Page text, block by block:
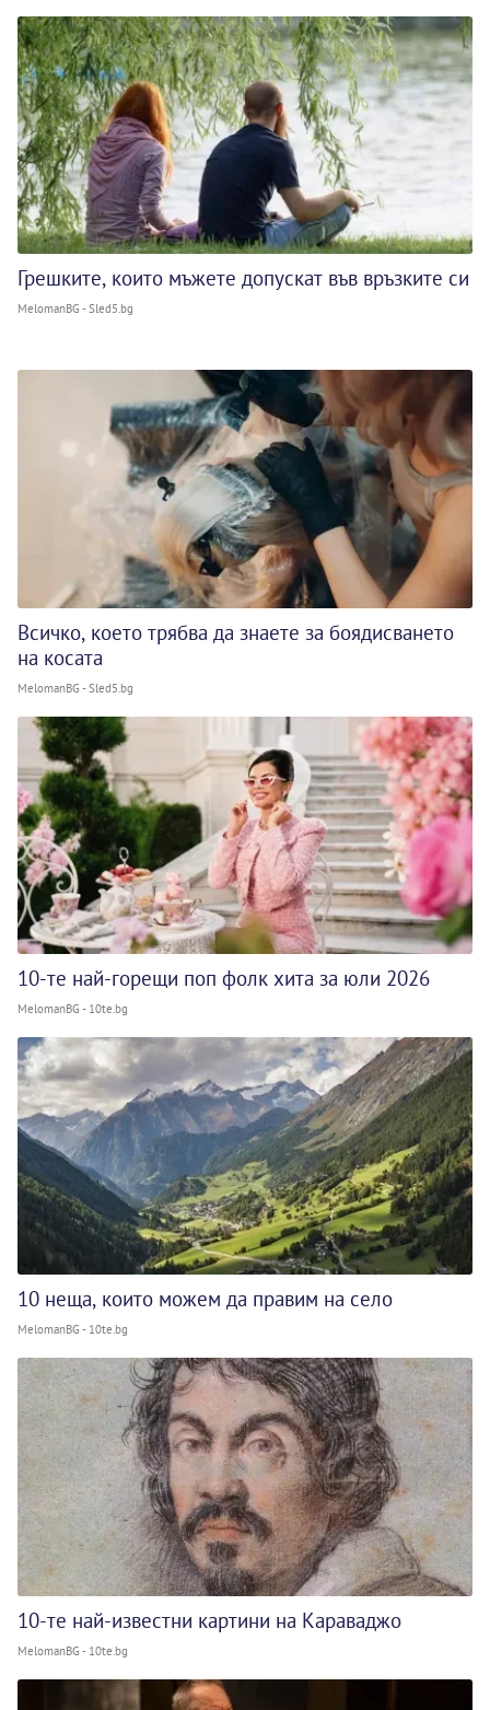
Грешките, които мъжете допускат във връзките си
MelomanBG - Sled5.bg
Всичко, което трябва да знаете за боядисването
на косата
MelomanBG - Sled5.bg
10-те най-горещи поп фолк хита за юли 2026
MelomanBG - 10te.bg
10 неща, които можем да правим на село
MelomanBG - 10te.bg
10-те най-известни картини на Караваджо
MelomanBG - 10te.bg